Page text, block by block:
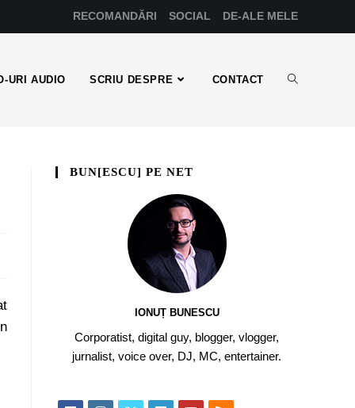
RECOMANDĂRI SOCIAL DE-ALE MELE
URI AUDIO SCRIU DESPRE CONTACT
BUN[ESCU] PE NET
IONUȚ BUNESCU
Corporatist, digital guy, blogger, vlogger,
jurnalist, voice over, DJ, MC, entertainer.